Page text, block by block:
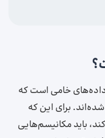
خامی است که
برای این‌ که
باید مکانیسم‌هایی